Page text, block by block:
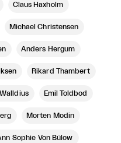
Claus Haxholm
Michael Christensen
Anders Hergum
Rikard Thambert
Emil Toldbod
Morten Modin
Sophie Von Bülow